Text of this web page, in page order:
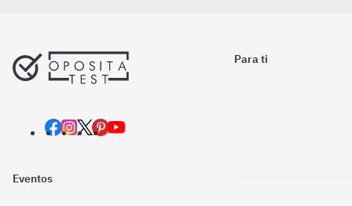
Para ti
Eventos